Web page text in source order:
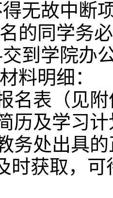
无故中断
的同学务
到学院办
料明细：
名表（见
历及学习
务处出具
时获取，